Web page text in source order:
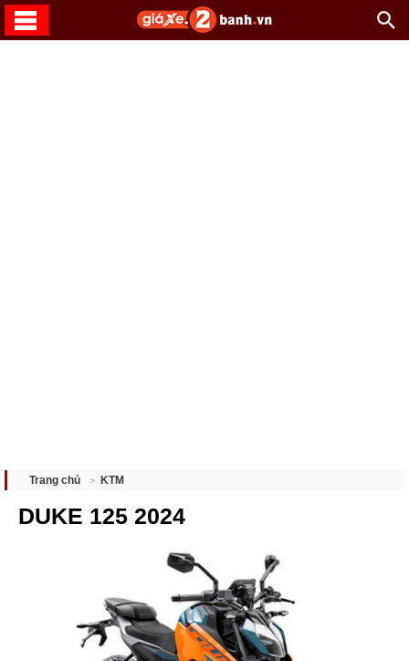
Trang chủ KTM
DUKE 125 2024